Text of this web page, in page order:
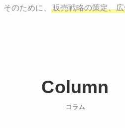
デザインのゴールでしょうか。
で
お客様のサービスを適した
そのために、
販売戦略の策定、
Column
コラム